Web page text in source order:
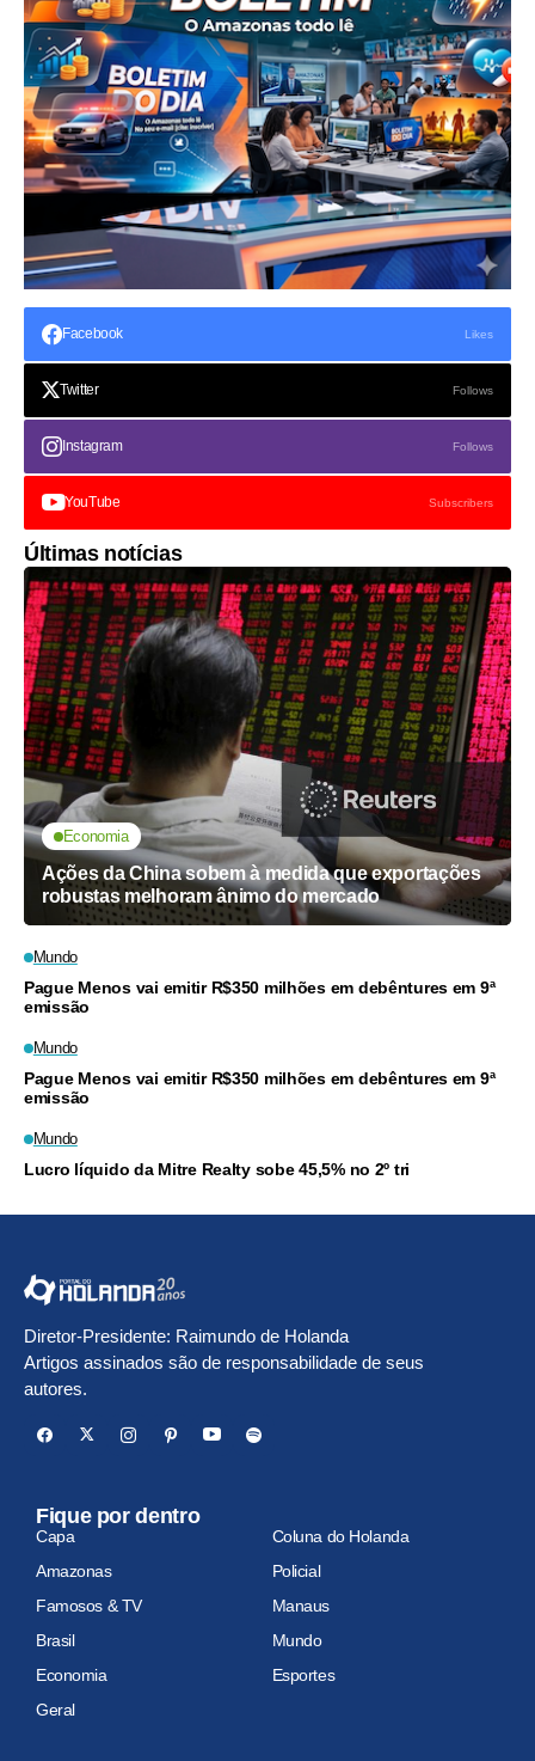
Facebook Likes
Twitter Follows
Instagram Follows
YouTube Subscribers
Últimas notícias
Economia
Ações da China sobem à medida que exportações
robustas melhoram ânimo do mercado
Mundo
Pague Menos vai emitir R$350 milhões em debêntures em 9ª
emissão
Mundo
Pague Menos vai emitir R$350 milhões em debêntures em 9ª
emissão
Mundo
Lucro líquido da Mitre Realty sobe 45,5% no 2º tri
Diretor-Presidente: Raimundo de Holanda
Artigos assinados são de responsabilidade de seus
autores.
Fique por dentro
Capa
Coluna do Holanda
Amazonas
Policial
Famosos & TV
Manaus
Brasil
Mundo
Economia
Esportes
Geral